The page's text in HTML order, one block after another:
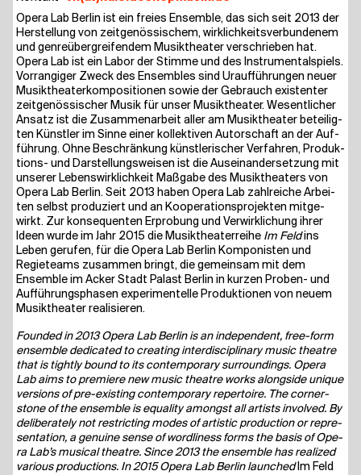
Ope­ra Lab Ber­lin ist ein frei­es Ensem­ble, das sich seit 2013 der
Her­stel­lung von zeit­ge­nös­si­schem, wirk­lich­keits­ver­bun­de­nem
und gen­re­über­grei­fen­dem Musik­thea­ter ver­schrie­ben hat.
Ope­ra Lab ist ein Labor der Stim­me und des Instru­men­tal­spiels.
Vor­ran­gi­ger Zweck des Ensem­bles sind Urauf­füh­run­gen neu­er
Musik­thea­ter­kom­po­si­tio­nen sowie der Gebrauch exis­ten­ter
zeit­ge­nös­si­scher Musik für unser Musik­thea­ter. Wesent­li­cher
Ansatz ist die Zusam­men­ar­beit aller am Musik­thea­ter betei­lig­
ten Künst­ler im Sin­ne einer kol­lek­ti­ven Autor­schaft an der Auf­
füh­rung. Ohne Beschrän­kung künst­le­ri­scher Ver­fah­ren, Pro­duk­
ti­ons- und Dar­stel­lungs­wei­sen ist die Aus­ein­an­der­set­zung mit
unse­rer Lebens­wirk­lich­keit Maß­ga­be des Musik­thea­ters von
Ope­ra Lab Ber­lin. Seit 2013 haben Ope­ra Lab zahl­rei­che Arbei­
ten selbst pro­du­ziert und an Koope­ra­ti­ons­pro­jek­ten mit­ge­
wirkt. Zur kon­se­quen­ten Erpro­bung und Ver­wirk­li­chung ihrer
Ideen wur­de im Jahr 2015 die Musik­thea­ter­rei­he Im Feldins
Leben geru­fen, für die Ope­ra Lab Ber­lin Kom­po­nis­ten und
Regie­teams zusam­men bringt, die gemein­sam mit dem
Ensem­ble im Acker Stadt Palast Ber­lin in kur­zen Pro­ben- und
Auf­füh­rungs­pha­sen expe­ri­men­tel­le Pro­duk­tio­nen von neu­em
Musik­thea­ter realisieren.
Foun­ded in 2013 Ope­ra Lab Ber­lin is an inde­pen­dent, free-form
ensem­ble dedi­ca­ted to crea­ting inter­di­sci­pli­na­ry music theat­re
that is tight­ly bound to its con­tem­po­ra­ry sur­roun­dings. Ope­ra
Lab aims to pre­mie­re new music theat­re works along­side uni­que
ver­si­ons of pre-exis­ting con­tem­po­ra­ry reper­toire. The cor­ner­
stone of the ensem­ble is equa­li­ty among­st all artists invol­ved. By
deli­bera­te­ly not rest­ric­ting modes of artis­tic pro­duc­tion or repre­
sen­ta­ti­on, a genui­ne sen­se of word­li­ne­ss forms the basis of Ope­
ra Lab’s musi­cal theat­re. Sin­ce 2013 the ensem­ble has rea­li­zed
various pro­duc­tions. In 2015 Ope­ra Lab Ber­lin laun­chedIm Feld